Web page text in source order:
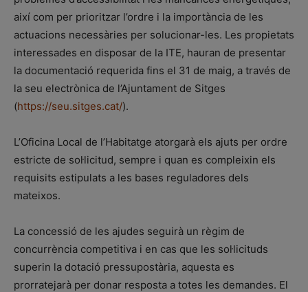
així com per prioritzar l’ordre i la importància de les
actuacions necessàries per solucionar-les. Les propietats
interessades en disposar de la ITE, hauran de presentar
la documentació requerida fins el 31 de maig, a través de
la seu electrònica de l’Ajuntament de Sitges
(https://seu.sitges.cat/).
L’Oficina Local de l’Habitatge atorgarà els ajuts per ordre
estricte de sol·licitud, sempre i quan es compleixin els
requisits estipulats a les bases reguladores dels
mateixos.
La concessió de les ajudes seguirà un règim de
concurrència competitiva i en cas que les sol·licituds
superin la dotació pressupostària, aquesta es
prorratejarà per donar resposta a totes les demandes. El